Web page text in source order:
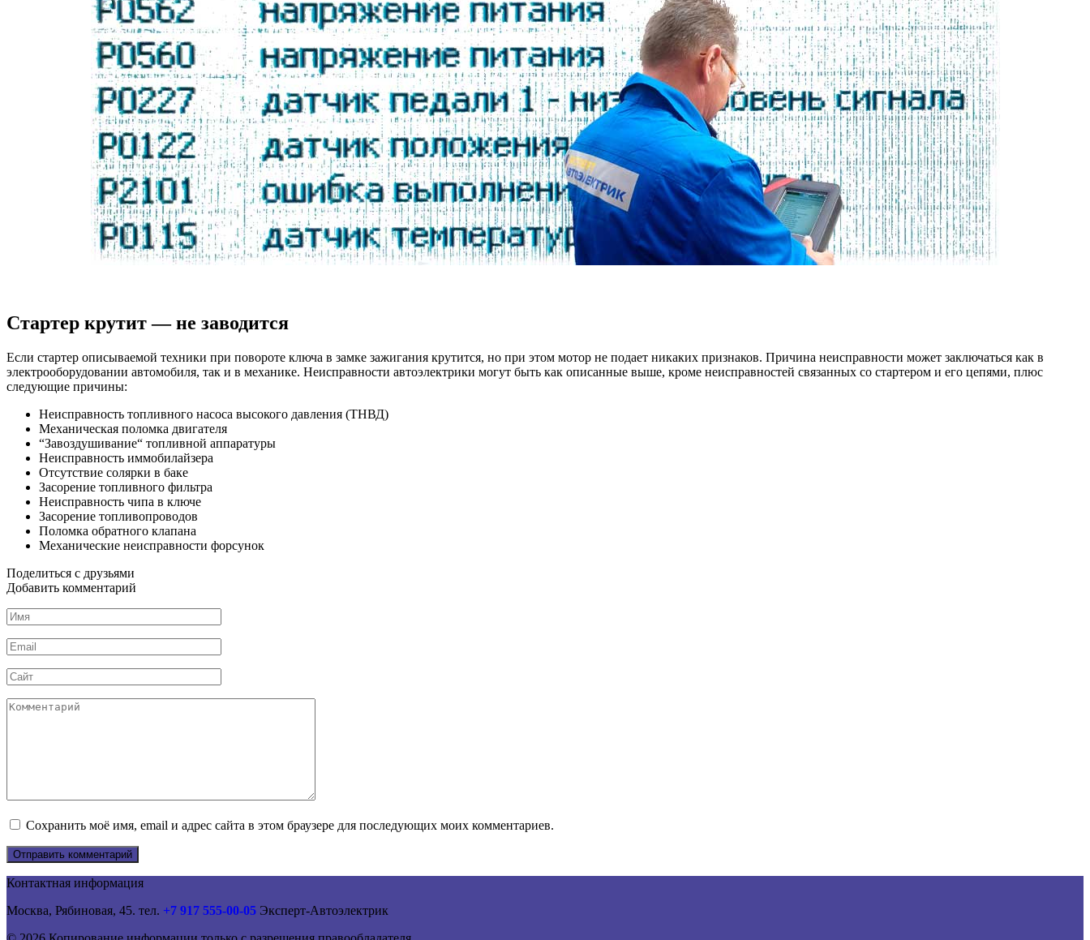
Стартер крутит — не заводится
Если стартер описываемой техники при повороте ключа в замке зажигания крутится, но при этом мотор не подает никаких признаков. Причина неисправности может заключаться как в
электрооборудовании автомобиля, так и в механике. Неисправности автоэлектрики могут быть как описанные выше, кроме неисправностей связанных со стартером и его цепями, плюс
следующие причины:
Неисправность топливного насоса высокого давления (ТНВД)
Механическая поломка двигателя
“Завоздушивание“ топливной аппаратуры
Неисправность иммобилайзера
Отсутствие солярки в баке
Засорение топливного фильтра
Неисправность чипа в ключе
Засорение топливопроводов
Поломка обратного клапана
Механические неисправности форсунок
Поделиться с друзьями
Добавить комментарий
Имя
*
Email
*
Сайт
Комментарий
Сохранить моё имя, email и адрес сайта в этом браузере для последующих моих комментариев.
Контактная информация
Москва, Рябиновая, 45. тел. +7 917 555-00-05 Эксперт-Автоэлектрик